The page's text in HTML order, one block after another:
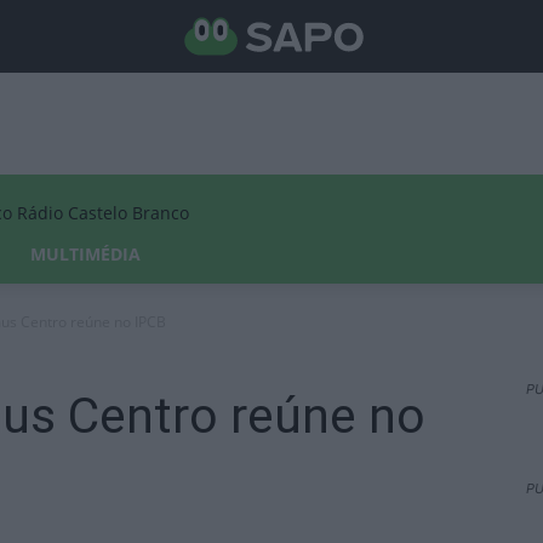
Rádio Castelo Branco
MULTIMÉDIA
Centro reúne no